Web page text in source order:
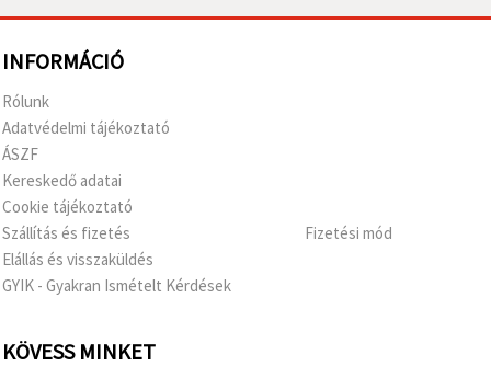
INFORMÁCIÓ
Rólunk
Adatvédelmi tájékoztató
ÁSZF
Kereskedő adatai
Cookie tájékoztató
Szállítás és fizetés
Elállás és visszaküldés
GYIK - Gyakran Ismételt Kérdések
Fizetési mód
KÖVESS MINKET